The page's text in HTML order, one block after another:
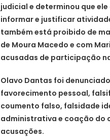
judicial e determinou que
informar e justificar
também está proibido de
de Moura Macedo e com
acusadas de participação
Olavo Dantas foi
favorecimento pessoal,
coumento falso, falsidade
administrativa e coação do
acusações.